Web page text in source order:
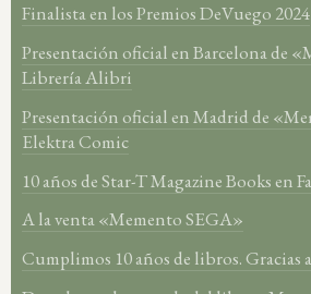
Finalista en los Premios DeVuego 2024
Presentación oficial en Barcelona de
Librería Alibri
Presentación oficial en Madrid de
Elektra Comic
10 años de Star-T Magazine Books en
A la venta «Memento SEGA»
Cumplimos 10 años de libros. Gracias